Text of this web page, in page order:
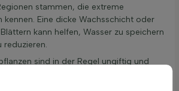
stammen, die extreme
Eine dicke Wachsschicht oder
kann helfen, Wasser zu speichern
reduzieren.
sind in der Regel ungiftig und